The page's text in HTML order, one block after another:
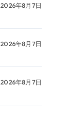
2026年8月7日
2026年8月7日
2026年8月7日